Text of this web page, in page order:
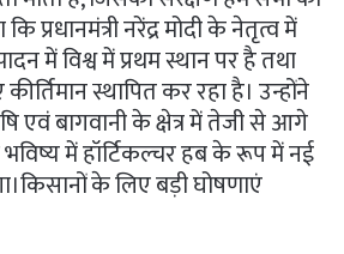
प्रधानमंत्री नरेंद्र मोदी के नेतृत्व में
में विश्व में प्रथम स्थान पर है तथा
स्थापित कर रहा है। उन्होंने
एवं बागवानी के क्षेत्र में तेजी से आगे
में हॉर्टिकल्चर हब के रूप में नई
के लिए बड़ी घोषणाएं